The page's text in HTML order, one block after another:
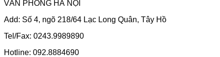
VĂN PHÒNG HÀ NỘI
Add: Số 4, ngõ 218/64 Lạc Long Quân, Tây Hồ
Tel/Fax: 0243.9989890
Hotline: 092.8884690